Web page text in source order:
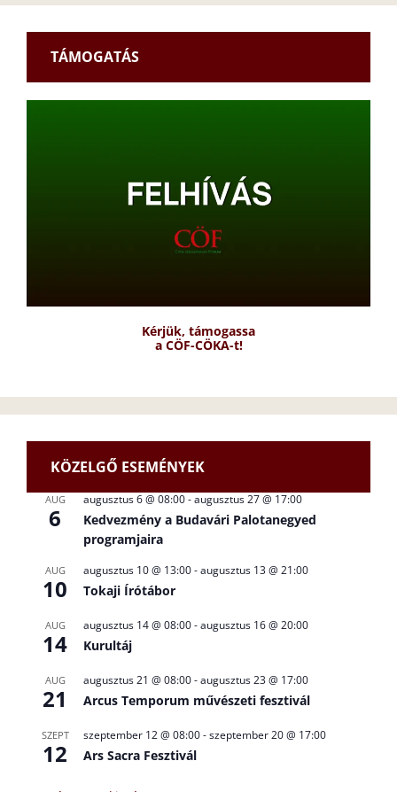
TÁMOGATÁS
Kérjük, támogassa
a CÖF-CÖKA-t!
KÖZELGŐ ESEMÉNYEK
AUG
6
augusztus 6 @ 08:00-augusztus 27 @ 17:00
Kedvezmény a Budavári Palotanegyed
programjaira
AUG
10
augusztus 10 @ 13:00-augusztus 13 @ 21:00
Tokaji Írótábor
AUG
14
augusztus 14 @ 08:00-augusztus 16 @ 20:00
Kurultáj
AUG
21
augusztus 21 @ 08:00-augusztus 23 @ 17:00
Arcus Temporum művészeti fesztivál
SZEPT
12
szeptember 12 @ 08:00-szeptember 20 @ 17:00
Ars Sacra Fesztivál